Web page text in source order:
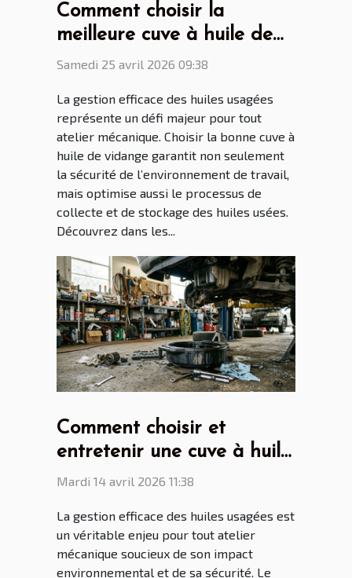
Comment choisir la
meilleure cuve à huile de
vidange pour votre atelier
Samedi 25 avril 2026 09:38
La gestion efficace des huiles usagées
représente un défi majeur pour tout
atelier mécanique. Choisir la bonne cuve à
huile de vidange garantit non seulement
la sécurité de l’environnement de travail,
mais optimise aussi le processus de
collecte et de stockage des huiles usées.
Découvrez dans les...
Comment choisir et
entretenir une cuve à huile
de vidange pour son
Mardi 14 avril 2026 11:38
La gestion efficace des huiles usagées est
un véritable enjeu pour tout atelier
mécanique soucieux de son impact
environnemental et de sa sécurité. Le